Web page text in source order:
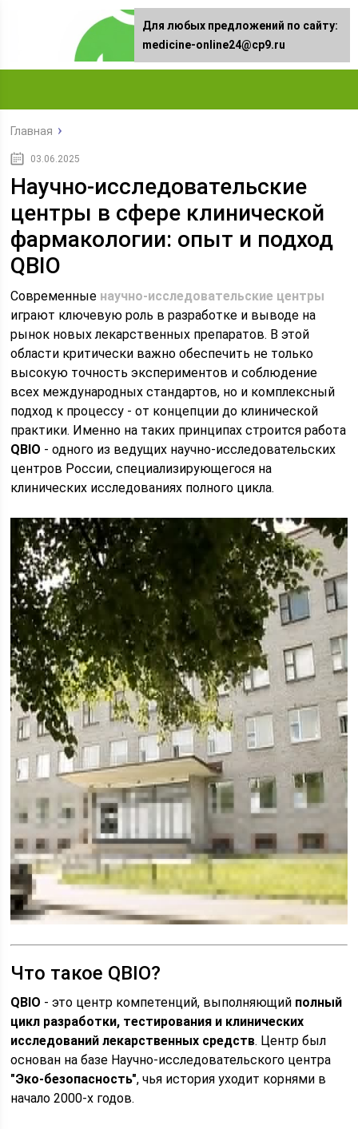
Главная
03.06.2025
Научно-исследовательские
центры в сфере клинической
фармакологии: опыт и подход
QBIO
Современные научно-исследовательские центры
играют ключевую роль в разработке и выводе на
рынок новых лекарственных препаратов. В этой
области критически важно обеспечить не только
высокую точность экспериментов и соблюдение
всех международных стандартов, но и комплексный
подход к процессу - от концепции до клинической
практики. Именно на таких принципах строится работа
QBIO - одного из ведущих научно-исследовательских
центров России, специализирующегося на
клинических исследованиях полного цикла.
Что такое QBIO?
QBIO - это центр компетенций, выполняющий полный
цикл разработки, тестирования и клинических
исследований лекарственных средств. Центр был
основан на базе Научно-исследовательского центра
"Эко-безопасность", чья история уходит корнями в
начало 2000-х годов.
Для любых предложений по сайту:
medicine-online24@cp9.ru